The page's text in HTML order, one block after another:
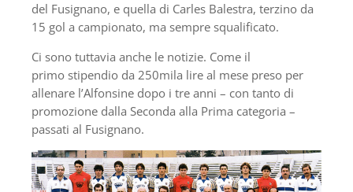
del Fusignano, e quella di Carles Balestra, terzino da
15 gol a campionato, ma sempre squalificato.
Ci sono tuttavia anche le notizie. Come il
primo stipendio da 250mila lire al mese preso per
allenare l’Alfonsine dopo i tre anni – con tanto di
promozione dalla Seconda alla Prima categoria –
passati al Fusignano.